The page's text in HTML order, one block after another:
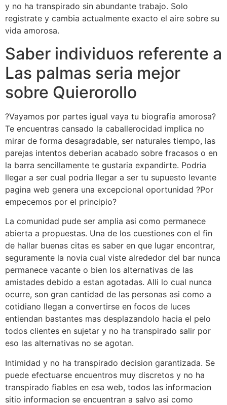
y no ha transpirado sin abundante trabajo. Solo
registrate y cambia actualmente exacto el aire sobre su
vida amorosa.
Saber individuos referente a
Las palmas seri­a mejor
sobre Quierorollo
?Vayamos por partes igual vaya tu biografia amorosa?
Te encuentras cansado la caballerocidad implica no
mirar de forma desagradable, ser naturales tiempo, las
parejas intentos deberian acabado sobre fracasos o en
la barra sencillamente te gustaria expandirte. Podri­a
llegar a ser cual podri­a llegar a ser tu supuesto levante
pagina web genera una excepcional oportunidad ?Por
empecemos por el principio?
La comunidad pude ser amplia asi­ como permanece
abierta a propuestas. Una de los cuestiones con el fin
de hallar buenas citas es saber en que lugar encontrar,
seguramente la novia cual viste alrededor del bar nunca
permanece vacante o bien los alternativas de las
amistades debido a estan agotadas. Alli lo cual nunca
ocurre, son gran cantidad de las personas asi­ como a
cotidiano llegan a convertirse en focos de luces
entiendan bastantes mas desplazandolo hacia el pelo
todos clientes en sujetar y no ha transpirado salir por
eso las alternativas no se agotan.
Intimidad y no ha transpirado decision garantizada. Se
puede efectuarse encuentros muy discretos y no ha
transpirado fiables en esa web, todos las informacion
sitio informacion se encuentran a salvo asi­ como